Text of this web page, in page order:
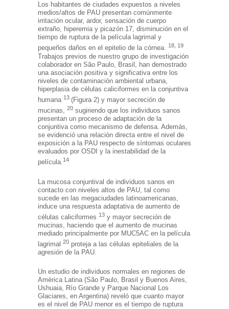
Los habitantes de ciudades expuestos a niveles
medios/altos de PAU presentan comúnmente
irritación ocular, ardor, sensación de cuerpo
extraño, hiperemia y picazón 17, disminución en el
tiempo de ruptura de la película lagrimal y
pequeños daños en el epitelio de la córnea. 18, 19
Trabajos previos de nuestro grupo de investigación
colaborador en São Paulo, Brasil, han demostrado
una asociación positiva y significativa entre los
niveles de contaminación ambiental urbana,
hiperplasia de células caliciformes en la conjuntiva
humana 13 (Figura 2) y mayor secreción de
mucinas, 20 sugiriendo que los individuos sanos
presentan un proceso de adaptación de la
conjuntiva como mecanismo de defensa. Además,
se evidenció una relación directa entre el nivel de
exposición a la PAU respecto de síntomas oculares
evaluados por OSDI y la inestabilidad de la
película.14
La mucosa conjuntival de individuos sanos en
contacto con niveles altos de PAU, tal como
sucede en las megaciudades latinoamericanas,
induce una respuesta adaptativa de aumento de
células caliciformes 13 y mayor secreción de
mucinas, haciendo que el aumento de mucinas
mediado principalmente por MUC5AC en la película
lagrimal 20 proteja a las células epiteliales de la
agresión de la PAU.
Un estudio de individuos normales en regiones de
América Latina (São Paulo, Brasil y Buenos Aires,
Ushuaia, Río Grande y Parque Nacional Los
Glaciares, en Argentina) reveló que cuanto mayor
es el nivel de PAU menor es el tiempo de ruptura